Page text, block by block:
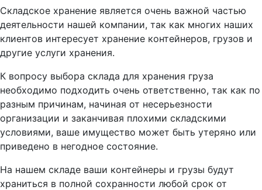
Складское хранение является очень важной частью
деятельности нашей компании, так как многих наших
клиентов интересует хранение контейнеров, грузов и
другие услуги хранения.
К вопросу выбора склада для хранения груза
необходимо подходить очень ответственно, так как по
разным причинам, начиная от несерьезности
организации и заканчивая плохими складскими
условиями, ваше имущество может быть утеряно или
приведено в негодное состояние.
На нашем складе ваши контейнеры и грузы будут
храниться в полной сохранности любой срок от